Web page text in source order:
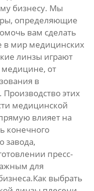
бизнесу. Мы
определяющие
вам сделать
в мир медицинских
линзы играют
от
в
этих
медицинской
влияет на
конечного
завода,
пресс-
для
выбрать